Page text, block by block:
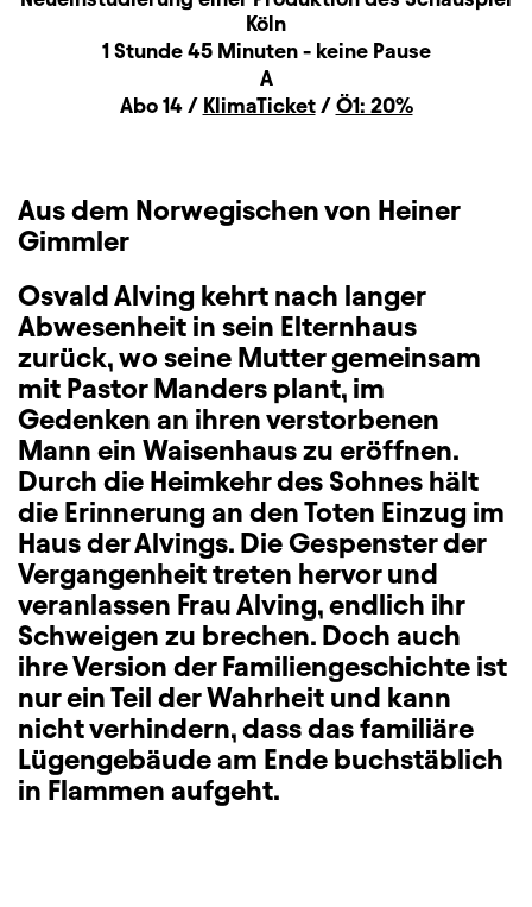
Köln
Dauer und Pausen
1 Stunde 45 Minuten - keine Pause
A
Zusatzinformation
Abo 14 / KlimaTicket/ Ö1: 20%
Aus dem Norwegischen von Heiner
Gimmler
Osvald Alving kehrt nach langer
Abwesenheit in sein Elternhaus
zurück, wo seine Mutter gemeinsam
mit Pastor Manders plant, im
Gedenken an ihren verstorbenen
Mann ein Waisenhaus zu eröffnen.
Durch die Heimkehr des Sohnes hält
die Erinnerung an den Toten Einzug im
Haus der Alvings. Die Gespenster der
Vergangenheit treten hervor und
veranlassen Frau Alving, endlich ihr
Schweigen zu brechen. Doch auch
ihre Version der Familiengeschichte ist
nur ein Teil der Wahrheit und kann
nicht verhindern, dass das familiäre
Lügengebäude am Ende buchstäblich
in Flammen aufgeht.